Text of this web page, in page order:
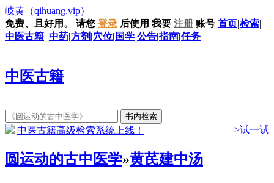
岐黄 （qihuang.vip）
免费、且好用。
请您 登录 后使用 我要 注册 账号 首页|检索|
中医古籍 中药|方剂 |穴位| 国学 公告|指南|任务
中医古籍
中医古籍高级检索系统上线！ >试一试
圆运动的古中医学»黄芪建中汤